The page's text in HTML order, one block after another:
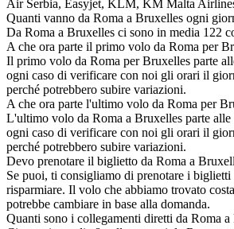
Air Serbia, Easyjet, KLM, KM Malta
Quanti vanno da Roma a Bruxelles ogni
Da Roma a Bruxelles ci sono in media 122
A che ora parte il primo volo da Roma per
Il primo volo da Roma per Bruxelles parte
ogni caso di verificare con noi gli orari il
perché potrebbero subire variazioni.
A che ora parte l'ultimo volo da Roma per
L'ultimo volo da Roma a Bruxelles parte
ogni caso di verificare con noi gli orari il
perché potrebbero subire variazioni.
Devo prenotare il biglietto da Roma a
Se puoi, ti consigliamo di prenotare i
risparmiare. Il volo che abbiamo trovato
potrebbe cambiare in base alla domanda.
Quanti sono i collegamenti diretti da Roma a